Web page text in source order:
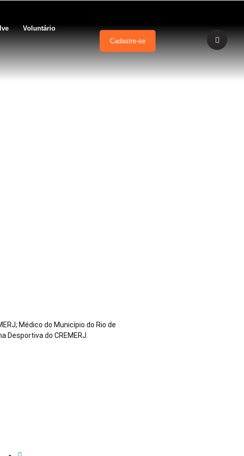
Voluntário
Cadastre-se
Médico do Município do Rio de
Desportiva do CREMERJ.